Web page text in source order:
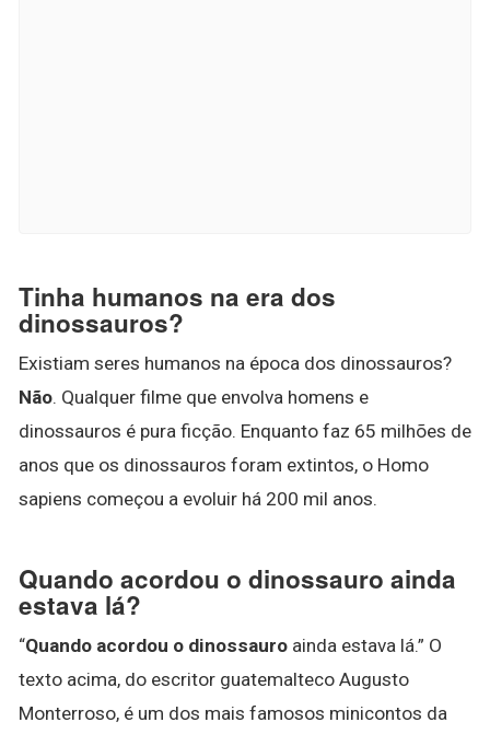
Tinha humanos na era dos
dinossauros?
Existiam seres humanos na época dos dinossauros?
Não. Qualquer filme que envolva homens e
dinossauros é pura ficção. Enquanto faz 65 milhões de
anos que os dinossauros foram extintos, o Homo
sapiens começou a evoluir há 200 mil anos.
Quando acordou o dinossauro ainda
estava lá?
“Quando acordou o dinossauro ainda estava lá.” O
texto acima, do escritor guatemalteco Augusto
Monterroso, é um dos mais famosos minicontos da